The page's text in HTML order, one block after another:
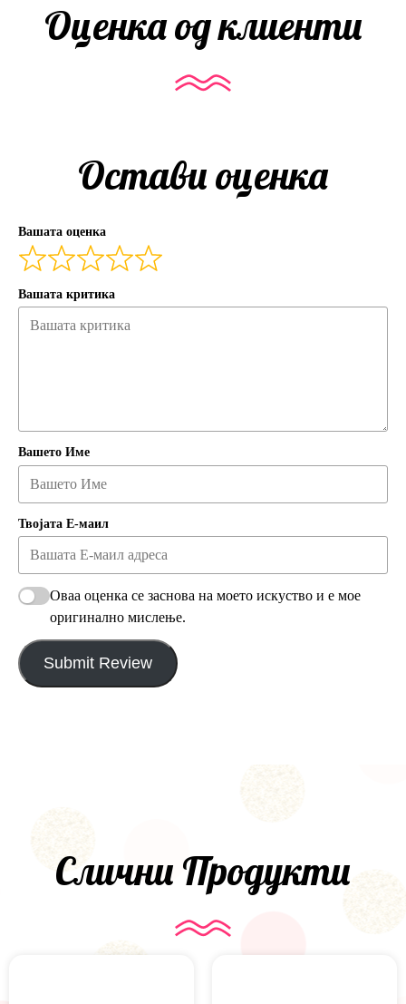
Оценка од клиенти
Остави оценка
Вашата оценка
Вашата критика
Вашето Име
Твојата Е-маил
Оваа оценка се заснова на моето искуство и е мое
оригинално мислење.
Submit Review
Слични Продукти